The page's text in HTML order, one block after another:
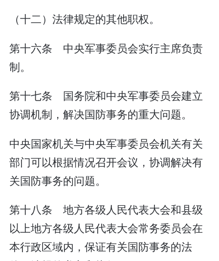
（十二）法律规定的其他职权。
第十六条 中央军事委员会实行主席负责
制。
第十七条 国务院和中央军事委员会建立
协调机制，解决国防事务的重大问题。
中央国家机关与中央军事委员会机关有关
部门可以根据情况召开会议，协调解决有
关国防事务的问题。
第十八条 地方各级人民代表大会和县级
以上地方各级人民代表大会常务委员会在
本行政区域内，保证有关国防事务的法